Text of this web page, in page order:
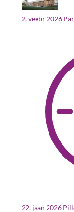
2. veebr 2026
22. jaan 2026